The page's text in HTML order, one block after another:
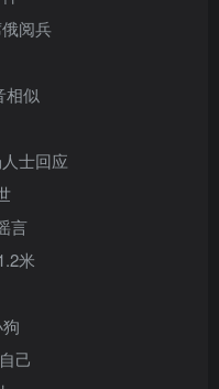
阅兵
相似
士回应
言
米
己